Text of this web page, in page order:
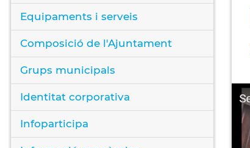
Equipaments i serveis
Composició de l'Ajuntament
Grups municipals
Identitat corporativa
Infoparticipa